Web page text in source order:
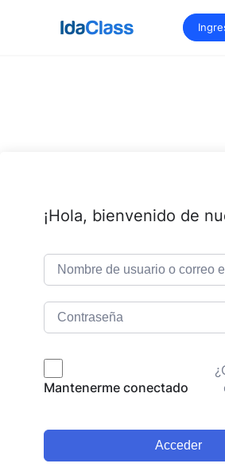
¡Hola, bienvenido de
Mantenerme conectado
Acceder